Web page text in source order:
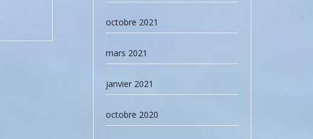
octobre 2021
mars 2021
janvier 2021
octobre 2020